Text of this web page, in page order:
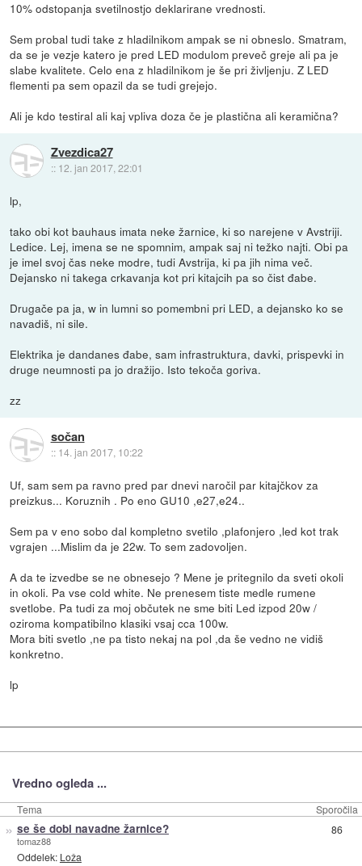
10% odstopanja svetilnostjo deklarirane vrednosti.
Sem probal tudi take z hladilnikom ampak se ni obneslo. Smatram,
da se je vezje katero je pred LED modulom preveč greje ali pa je
slabe kvalitete. Celo ena z hladilnikom je še pri življenju. Z LED
flementi pa sem opazil da se tudi grejejo.
Ali je kdo testiral ali kaj vpliva doza če je plastična ali keramična?
Zvezdica27
:: 12. jan 2017, 22:01
lp,
tako obi kot bauhaus imata neke žarnice, ki so narejene v Avstriji.
Ledice. Lej, imena se ne spomnim, ampak saj ni težko najti. Obi pa
je imel svoj čas neke modre, tudi Avstrija, ki pa jih nima več.
Dejansko ni takega crkavanja kot pri kitajcih pa so čist đabe.
Drugače pa ja, w in lumni so pomembni pri LED, a dejansko ko se
navadiš, ni sile.
Elektrika je dandanes đabe, sam infrastruktura, davki, prispevki in
druge neumnosti pa jo dražijo. Isto tekoča goriva.
zz
sočan
:: 14. jan 2017, 10:22
Uf, sam sem pa ravno pred par dnevi naročil par kitajčkov za
preizkus... Koruznih . Po eno GU10 ,e27,e24..
Sem pa v eno sobo dal kompletno svetilo ,plafonjero ,led kot trak
vgrajen ...Mislim da je 22w. To sem zadovoljen.
A da te izvedbe se ne obnesejo ? Mene je pritegnilo da sveti okoli
in okoli. Pa vse cold white. Ne prenesem tiste medle rumene
svetlobe. Pa tudi za moj občutek ne sme biti Led izpod 20w /
oziroma kompatibilno klasiki vsaj cca 100w.
Mora biti svetlo ,ne pa tisto nekaj na pol ,da še vedno ne vidiš
konkretno.
lp
Vredno ogleda ...
Tema Sporočila
» se še dobi navadne žarnice?
tomaz88
Oddelek: Loža
86